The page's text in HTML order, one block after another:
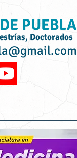
PUEBLA
Doctorados